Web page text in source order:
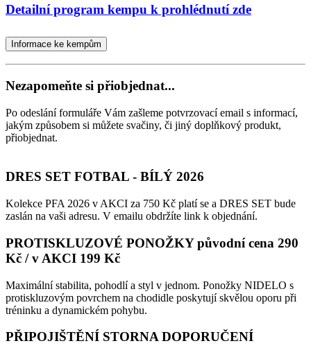
Detailní program kempu k prohlédnutí zde
Informace ke kempům
Nezapomeňte si přiobjednat...
Po odeslání formuláře Vám zašleme potvrzovací email s informací,
jakým způsobem si můžete svačiny, či jiný doplňkový produkt,
přiobjednat.
DRES SET FOTBAL - BÍLÝ 2026
Kolekce PFA 2026 v AKCI za 750 Kč platí se a DRES SET bude
zaslán na vaši adresu. V emailu obdržíte link k objednání.
PROTISKLUZOVÉ PONOŽKY původní cena 290
Kč / v AKCI 199 Kč
Maximální stabilita, pohodlí a styl v jednom. Ponožky NIDELO s
protiskluzovým povrchem na chodidle poskytují skvělou oporu při
tréninku a dynamickém pohybu.
PŘIPOJIŠTĚNÍ STORNA DOPORUČENÍ